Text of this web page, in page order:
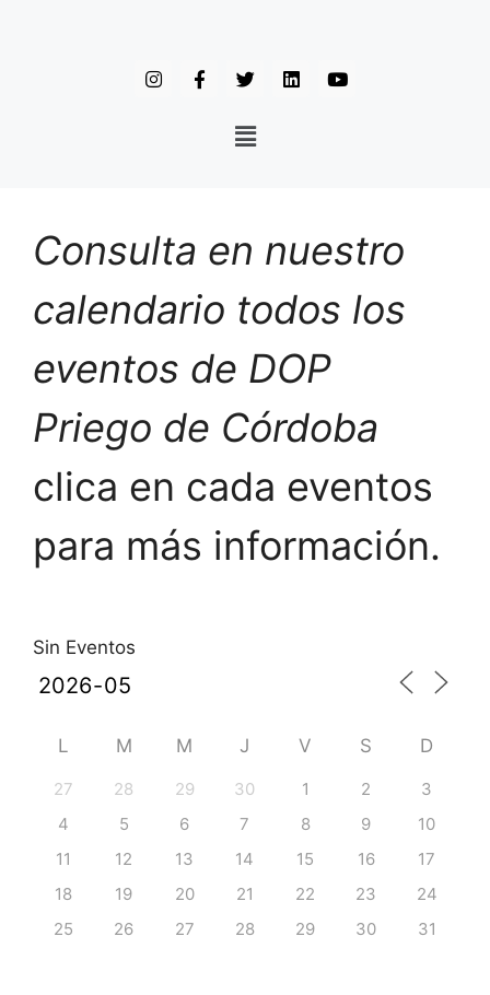
Consulta en nuestro
calendario todos los
eventos de DOP
Priego de Córdoba
clica en cada eventos
para más información.
Sin Eventos
L M M J V S D
27 28 29 30 1 2
3
4
5 6 7 8 9
10
11
12 13 14 15 16
17
18
19 20 21 22 23
24
25
26 27 28 29 30 31